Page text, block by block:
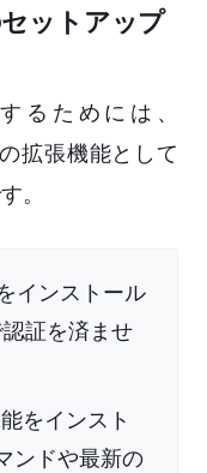
ットアップ
るためには、
拡張機能として
。
インストール
認証を済ませ
をインスト
ンドや最新の